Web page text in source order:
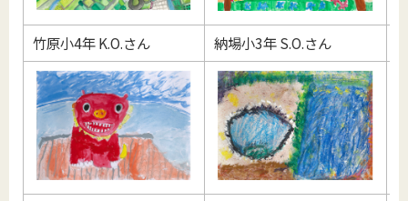
竹原小4年 K.O.さん 納場小3年 S.O.さん